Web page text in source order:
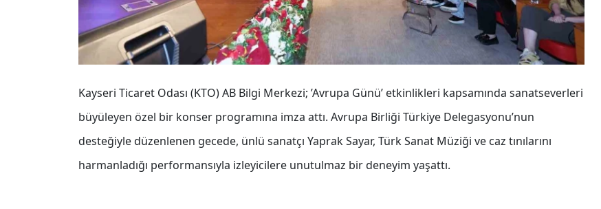
Kayseri Ticaret Odası (KTO) AB Bilgi Merkezi; ’Avrupa Günü’ etkinlikleri kapsamında sanatseverleri
büyüleyen özel bir konser programına imza attı. Avrupa Birliği Türkiye Delegasyonu’nun
desteğiyle düzenlenen gecede, ünlü sanatçı Yaprak Sayar, Türk Sanat Müziği ve caz tınılarını
harmanladığı performansıyla izleyicilere unutulmaz bir deneyim yaşattı.